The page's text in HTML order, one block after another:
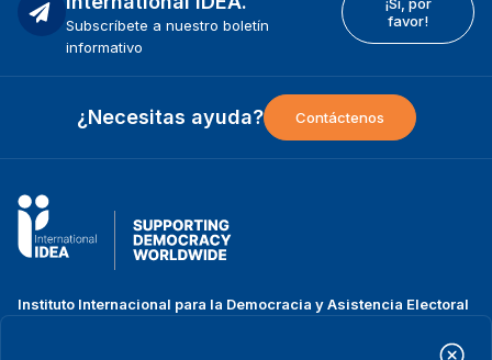
Subscríbete a nuestro boletín
informativo
favor!
¿Necesitas ayuda? Contáctenos
Instituto Internacional para la Democracia y Asistencia Electoral